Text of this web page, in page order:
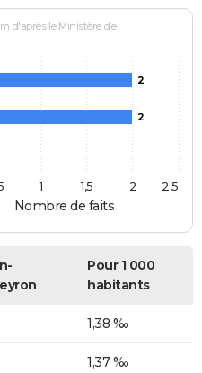
Nombre de faits
d'après le Ministère de
2
2
1 1,5 2 2,5
Pour 1 000
habitants
1,38 ‰
1,37 ‰